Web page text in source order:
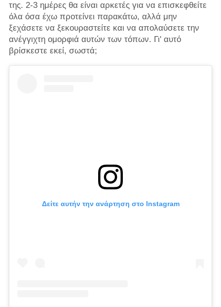
της. 2-3 ημέρες θα είναι αρκετές για να επισκεφθείτε
όλα όσα έχω προτείνει παρακάτω, αλλά μην
ξεχάσετε να ξεκουραστείτε και να απολαύσετε την
ανέγγιχτη ομορφιά αυτών των τόπων. Γι' αυτό
βρίσκεστε εκεί, σωστά;
Δείτε αυτήν την ανάρτηση στο Instagram